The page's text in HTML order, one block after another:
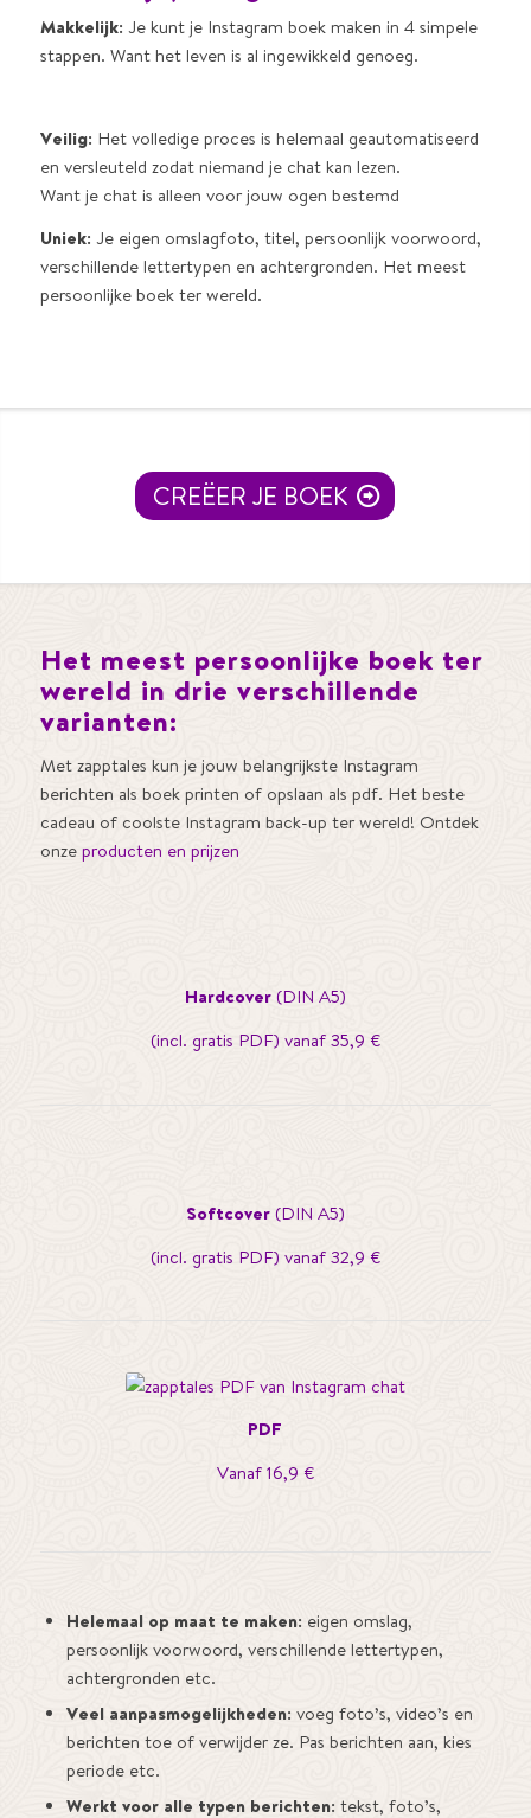
Makkelijk: Je kunt je Instagram boek maken in 4 simpele
stappen. Want het leven is al ingewikkeld genoeg.
Veilig: Het volledige proces is helemaal geautomatiseerd
en versleuteld zodat niemand je chat kan lezen.
Want je chat is alleen voor jouw ogen bestemd
Uniek: Je eigen omslagfoto, titel, persoonlijk voorwoord,
verschillende lettertypen en achtergronden. Het meest
persoonlijke boek ter wereld.
CREËER JE BOEK
Het meest persoonlijke boek ter
wereld in drie verschillende
varianten:
Met zapptales kun je jouw belangrijkste Instagram
berichten als boek printen of opslaan als pdf. Het beste
cadeau of coolste Instagram back-up ter wereld! Ontdek
onze producten en prijzen
Hardcover (DIN A5)
(incl. gratis PDF) vanaf 35,9 €
Softcover (DIN A5)
(incl. gratis PDF) vanaf 32,9 €
PDF
Vanaf 16,9 €
Helemaal op maat te maken: eigen omslag,
persoonlijk voorwoord, verschillende lettertypen,
achtergronden etc.
Veel aanpasmogelijkheden: voeg foto’s, video’s en
berichten toe of verwijder ze. Pas berichten aan, kies
periode etc.
Werkt voor alle typen berichten: tekst, foto’s,